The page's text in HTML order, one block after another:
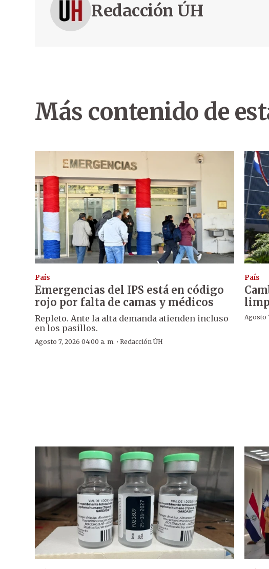
Redacción ÚH
Más contenido de
País
Emergencias del IPS está en código
rojo por falta de camas y médicos
Repleto. Ante la alta demanda atienden incluso
en los pasillos.
Agosto 7, 2026 04:00 a. m. · Redacción ÚH
País
Agosto